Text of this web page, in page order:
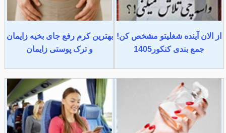
از الان آینده شغلیتو مشخص کن!
جمع بندی کنکور1405
بهترین کرم رفع جای بخیه زایمان
و ترک پوستی زایمان